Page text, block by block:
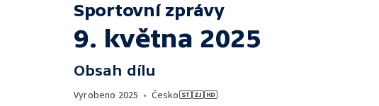
Sportovní zprávy
9. května 2025
Obsah dílu
Vyrobeno 2025 • Česko